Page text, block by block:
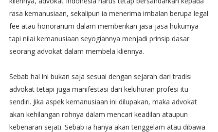
rasa kemanusiaan, sekalipun ia menerima imbalan berupa legal
fee atau honorarium dalam memberikan jasa-jasa hukumya
tapi nilai kemanusiaan seyogiannya menjadi prinsip dasar
seorang advokat dalam membela kliennya.
Sebab hal ini bukan saja sesuai dengan sejarah dari tradisi
advokat tetapi juga manifestasi dari keluhuran profesi itu
sendiri. Jika aspek kemanusiaan ini dilupakan, maka advokat
akan kehilangan rohnya dalam mencari keadilan ataupun
kebenaran sejati. Sebab ia hanya akan tenggelam atau dibawa